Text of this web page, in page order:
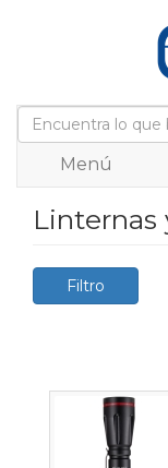
Menú
Linternas
Filtro